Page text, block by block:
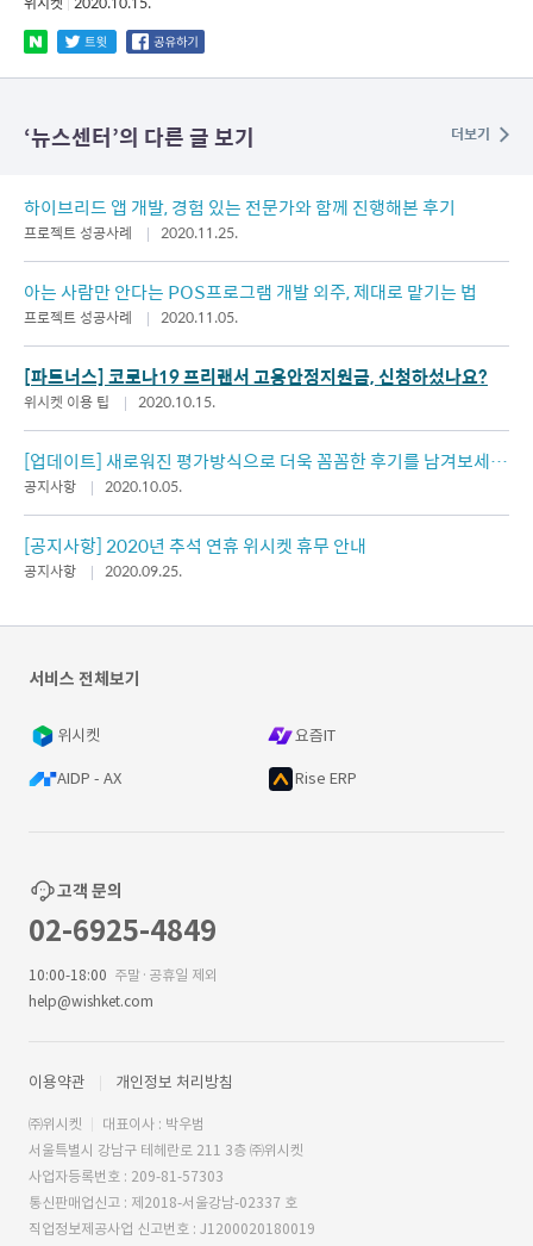
위시켓 2020.10.15.
‘뉴스센터 ’의 다른 글 보기 더보기
하이브리드 앱 개발, 경험 있는 전문가와 함께 진행해본 후기
프로젝트 성공사례 2020.11.25.
아는 사람만 안다는 POS프로그램 개발 외주, 제대로 맡기는 법
프로젝트 성공사례 2020.11.05.
[파트너스] 코로나19 프리랜서 고용안정지원금, 신청하셨나요?
위시켓 이용 팁 2020.10.15.
[업데이트] 새로워진 평가방식으로 더욱 꼼꼼한 후기를 남겨보세
요.
공지사항 2020.10.05.
[공지사항] 2020년 추석 연휴 위시켓 휴무 안내
공지사항 2020.09.25.
서비스 전체보기
위시켓 요즘IT
AIDP - AX Rise ERP
고객 문의
02-6925-4849
10:00-18:00 주말·공휴일 제외
help@wishket.com
이용약관 개인정보 처리방침
㈜위시켓
대표이사 : 박우범
서울특별시 강남구 테헤란로 211 3층 ㈜위시켓
사업자등록번호 : 209-81-57303
통신판매업신고 : 제2018-서울강남-02337 호
직업정보제공사업 신고번호 : J1200020180019